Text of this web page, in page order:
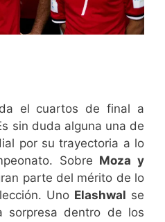
el cuartos de final a
sin duda alguna una de
por su trayectoria a lo
Sobre Moza y
parte del mérito de lo
Uno Elashwal se
sorpresa dentro de los